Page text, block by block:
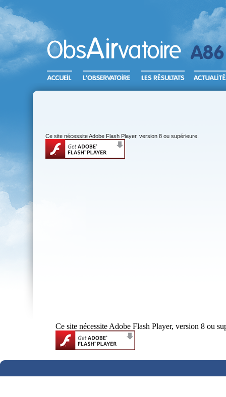
Ce site nécessite Adobe Flash Player, version 8 ou supérieure.
Ce site nécessite Adobe Flash Player, version 8 ou